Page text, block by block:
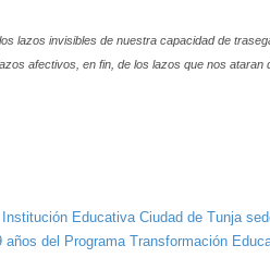
lazos invisibles de nuestra capacidad de
afectivos, en fin, de los lazos que nos
Educativa Ciudad de Tunja
del Programa Transformación